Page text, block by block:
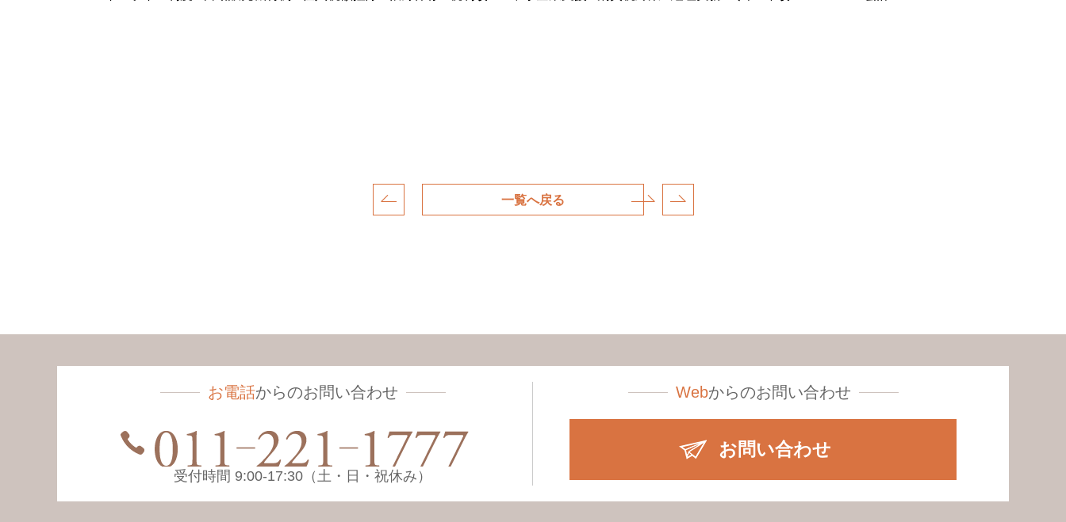
一覧へ戻る
お電話からのお問い合わせ
受付時間 9:00-17:30（土・日・祝休み）
Webからのお問い合わせ
お問い合わせ